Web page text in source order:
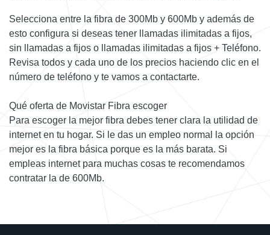
Selecciona entre la fibra de 300Mb y 600Mb y además de
esto configura si deseas tener llamadas ilimitadas a fijos,
sin llamadas a fijos o llamadas ilimitadas a fijos + Teléfono.
Revisa todos y cada uno de los precios haciendo clic en el
número de teléfono y te vamos a contactarte.
Qué oferta de Movistar Fibra escoger
Para escoger la mejor fibra debes tener clara la utilidad de
internet en tu hogar. Si le das un empleo normal la opción
mejor es la fibra básica porque es la más barata. Si
empleas internet para muchas cosas te recomendamos
contratar la de 600Mb.